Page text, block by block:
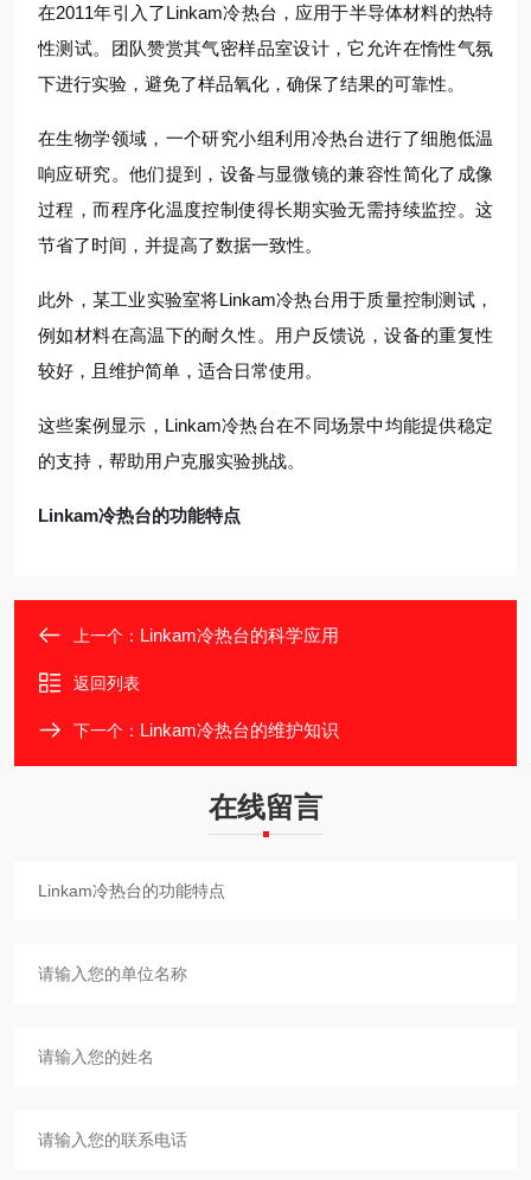
在2011年引入了Linkam冷热台，应用于半导体材料的热特
性测试。团队赞赏其气密样品室设计，它允许在惰性气氛
下进行实验，避免了样品氧化，确保了结果的可靠性。
在生物学领域，一个研究小组利用冷热台进行了细胞低温
响应研究。他们提到，设备与显微镜的兼容性简化了成像
过程，而程序化温度控制使得长期实验无需持续监控。这
节省了时间，并提高了数据一致性。
此外，某工业实验室将Linkam冷热台用于质量控制测试，
例如材料在高温下的耐久性。用户反馈说，设备的重复性
较好，且维护简单，适合日常使用。
这些案例显示，Linkam冷热台在不同场景中均能提供稳定
的支持，帮助用户克服实验挑战。
Linkam冷热台的功能特点
上一个： Linkam冷热台的科学应用
返回列表
下一个： Linkam冷热台的维护知识
在线留言